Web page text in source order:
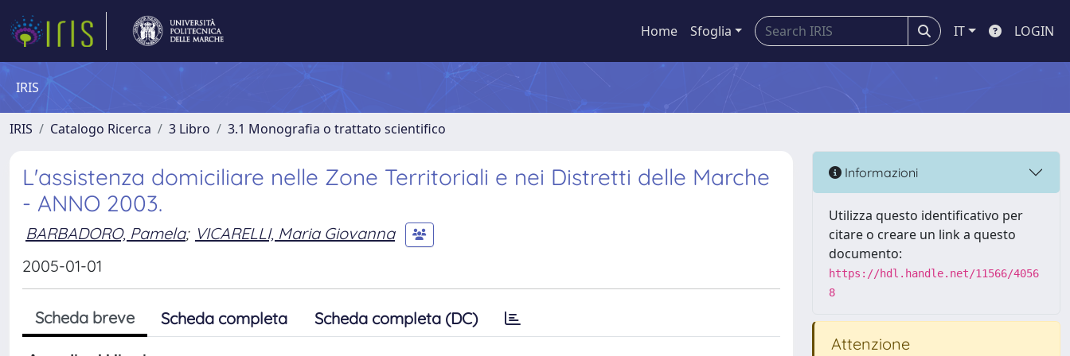
Home Sfoglia IT LOGIN
IRIS
IRIS Catalogo Ricerca 3 Libro 3.1 Monografia o trattato scientifico
L'assistenza domiciliare nelle Zone Territoriali e nei Distretti delle Marche
- ANNO 2003.
BARBADORO, Pamela; VICARELLI, Maria Giovanna
2005-01-01
Scheda breve Scheda completa Scheda completa (DC)
Informazioni
Utilizza questo identificativo per
citare o creare un link a questo
documento:
https://hdl.handle.net/11566/4056
8
Attenzione